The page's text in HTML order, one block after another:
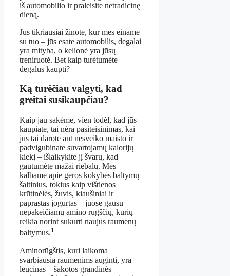
iš automobilio ir praleisite netradicinę
dieną.
Jūs tikriausiai žinote, kur mes einame
su tuo – jūs esate automobilis, degalai
yra mityba, o kelionė yra jūsų
treniruotė. Bet kaip turėtumėte
degalus kaupti?
Ką turėčiau valgyti, kad
greitai susikaupčiau?
Kaip jau sakėme, vien todėl, kad jūs
kaupiate, tai nėra pasiteisinimas, kai
jūs tai darote ant nesveiko maisto ir
padvigubinate suvartojamų kalorijų
kiekį – išlaikykite jį švarų, kad
gautumėte mažai riebalų. Mes
kalbame apie geros kokybės baltymų
šaltinius, tokius kaip vištienos
krūtinėlės, žuvis, kiaušiniai ir
paprastas jogurtas – juose gausu
nepakeičiamų amino rūgščių, kurių
reikia norint sukurti naujus raumenų
baltymus.1
Aminorūgštis, kuri laikoma
svarbiausia raumenims auginti, yra
leucinas – šakotos grandinės